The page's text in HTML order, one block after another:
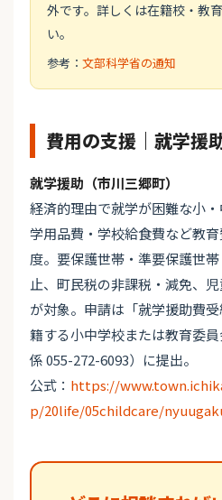
外です。詳しくは在籍校・教
い。
参考： 文部科学省の通知
費用の支援｜就学援
就学援助（市川三郷町）
経済的理由で就学が困難な小・
学用品費・学校給食費など教
度。要保護世帯・準要保護世
止、町民税の非課税・減免、児
が対象。申請は「就学援助費
籍する小中学校または教育委
係 055-272-6093）に提出。
公式： https://
p/20life/05childcare/